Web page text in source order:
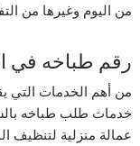
من اليوم وغيرها من
رقم طباخه في
من أهم الخدمات التي
خدمات طلب طباخه
عمالة منزلية لتنظيف